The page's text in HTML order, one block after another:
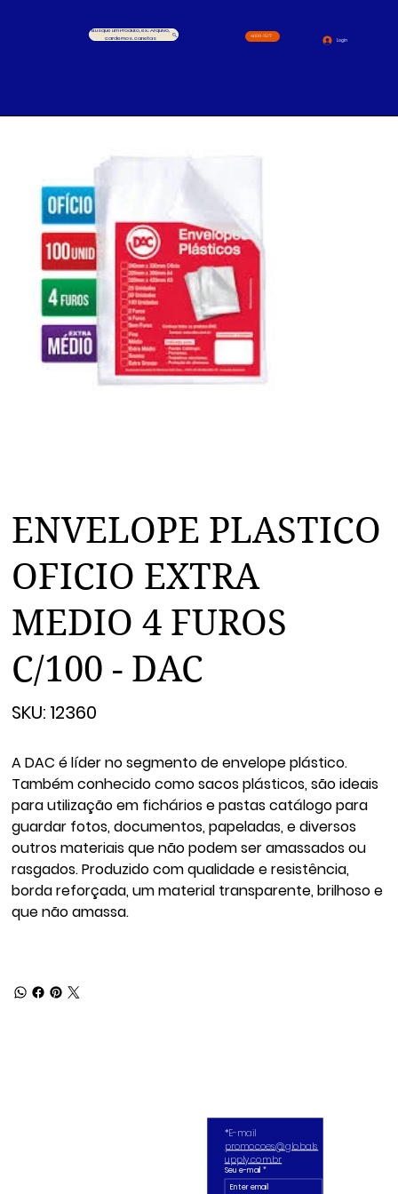
Busque um Produto, ex.: Arquivo,
cardernos, canetas
4000-1517
Login
ENVELOPE PLASTICO
OFICIO EXTRA
MEDIO 4 FUROS
C/100 - DAC
SKU:
12360
12360
A DAC é líder no segmento de envelope plástico.
Também conhecido como sacos plásticos, são ideais
para utilização em fichários e pastas catálogo para
guardar fotos, documentos, papeladas, e diversos
outros materiais que não podem ser amassados ou
rasgados. Produzido com qualidade e resistência,
borda reforçada, um material transparente, brilhoso e
que não amassa.
promocoes@globals
upply.com.br
Seu e-mail *